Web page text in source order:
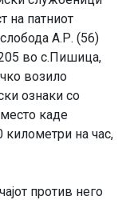
на патниот
А.Р. (56)
во с.Пишица,
возило
ознаки со
каде
на час,
против него